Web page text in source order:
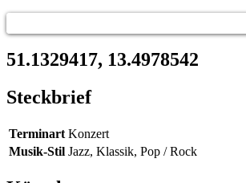
51.1329417, 13.4978542
Steckbrief
Terminart Konzert
Musik-Stil Jazz, Klassik, Pop / Rock